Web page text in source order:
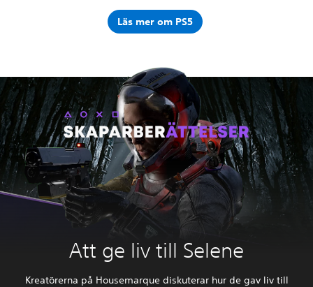
Läs mer om PS5
Att ge liv till Selene
Kreatörerna på Housemarque diskuterar hur de gav liv till